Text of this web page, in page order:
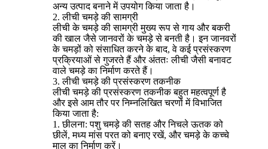
अन्य उत्पाद बनाने में उपयोग किया जाता है।
2. लीची चमड़े की सामग्री
लीची के चमड़े की सामग्री मुख्य रूप से गाय और बकरी
की खाल जैसे जानवरों के चमड़े से बनती है। इन जानवरों
के चमड़ों को संसाधित करने के बाद, वे कई प्रसंस्करण
प्रक्रियाओं से गुजरते हैं और अंततः लीची जैसी बनावट
वाले चमड़े का निर्माण करते हैं।
3. लीची चमड़े की प्रसंस्करण तकनीक
लीची चमड़े की प्रसंस्करण तकनीक बहुत महत्वपूर्ण है
और इसे आम तौर पर निम्नलिखित चरणों में विभाजित
किया जाता है:
1. छीलना: पशु चमड़े की सतह और निचले ऊतक को
छीलें, मध्य मांस परत को बनाए रखें, और चमड़े के कच्चे
माल का निर्माण करें।